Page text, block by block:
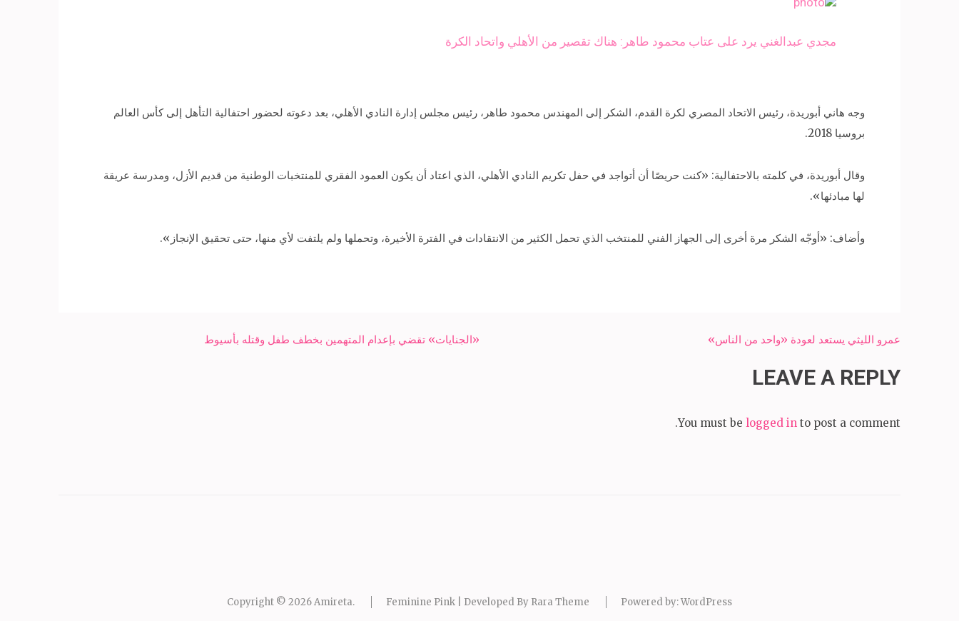
مجدي عبدالغني يرد على عتاب محمود طاهر: هناك تقصير من الأهلي واتحاد الكرة
وجه هاني أبوريدة، رئيس الاتحاد المصري لكرة القدم، الشكر إلى المهندس محمود طاهر، رئيس مجلس إدارة النادي الأهلي، بعد دعوته لحضور احتفالية التأهل إلى كأس العالم
بروسيا 2018.
وقال أبوريدة، في كلمته بالاحتفالية: «كنت حريصًا أن أتواجد في حفل تكريم النادي الأهلي، الذي اعتاد أن يكون العمود الفقري للمنتخبات الوطنية من قديم الأزل، ومدرسة عريقة
لها مبادئها».
وأضاف: «أوجّه الشكر مرة أخرى إلى الجهاز الفني للمنتخب الذي تحمل الكثير من الانتقادات في الفترة الأخيرة، وتحملها ولم يلتفت لأي منها، حتى تحقيق الإنجاز».
Post
«الجنايات» تقضي بإعدام المتهمين بخطف طفل وقتله بأسيوط عمرو الليثي يستعد لعودة «واحد من الناس»
LEAVE A REPLY
You must be logged in to post a comment.
Copyright © 2026Amireta. Feminine Pink | Developed By Rara Theme Powered by:WordPress